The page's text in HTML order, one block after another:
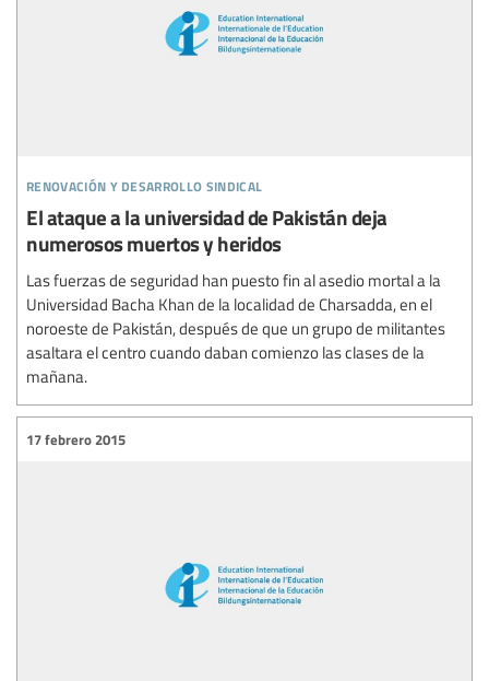
renovación y desarrollo sindical
El ataque a la universidad de Pakistán deja
numerosos muertos y heridos
Las fuerzas de seguridad han puesto fin al asedio mortal a la
Universidad Bacha Khan de la localidad de Charsadda, en el
noroeste de Pakistán, después de que un grupo de militantes
asaltara el centro cuando daban comienzo las clases de la
mañana.
17 febrero 2015